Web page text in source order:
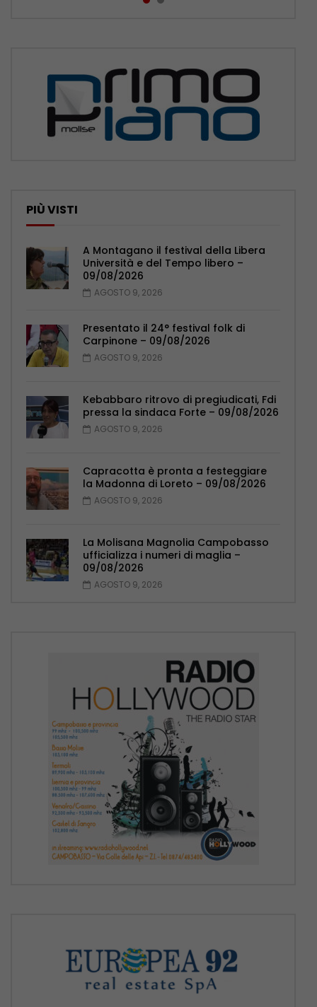
PIÙ VISTI
A Montagano il festival della Libera
Università e del Tempo libero –
09/08/2026
AGOSTO 9, 2026
Presentato il 24° festival folk di
Carpinone – 09/08/2026
AGOSTO 9, 2026
Kebabbaro ritrovo di pregiudicati, Fdi
pressa la sindaca Forte – 09/08/2026
AGOSTO 9, 2026
Capracotta è pronta a festeggiare
la Madonna di Loreto – 09/08/2026
AGOSTO 9, 2026
La Molisana Magnolia Campobasso
ufficializza i numeri di maglia –
09/08/2026
AGOSTO 9, 2026